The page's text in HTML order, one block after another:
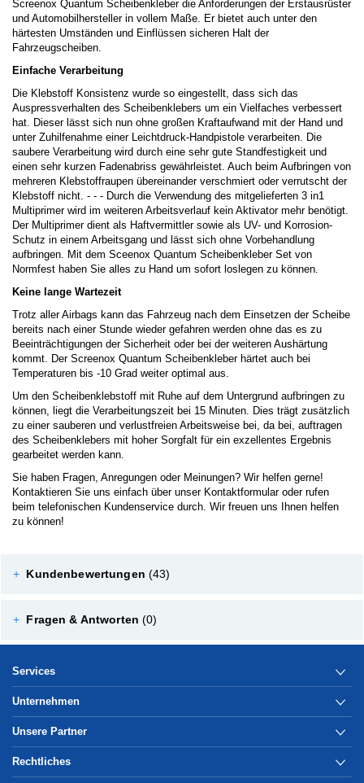
Screenox Quantum Scheibenkleber die Anforderungen der Erstausrüster
und Automobilhersteller in vollem Maße. Er bietet auch unter den
härtesten Umständen und Einflüssen sicheren Halt der
Fahrzeugscheiben.
Einfache Verarbeitung
Die Klebstoff Konsistenz wurde so eingestellt, dass sich das
Auspressverhalten des Scheibenklebers um ein Vielfaches verbessert
hat. Dieser lässt sich nun ohne großen Kraftaufwand mit der Hand und
unter Zuhilfenahme einer Leichtdruck-Handpistole verarbeiten. Die
saubere Verarbeitung wird durch eine sehr gute Standfestigkeit und
einen sehr kurzen Fadenabriss gewährleistet. Auch beim Aufbringen von
mehreren Klebstoffraupen übereinander verschmiert oder verrutscht der
Klebstoff nicht. - - - Durch die Verwendung des mitgelieferten 3 in1
Multiprimer wird im weiteren Arbeitsverlauf kein Aktivator mehr benötigt.
Der Multiprimer dient als Haftvermittler sowie als UV- und Korrosion-
Schutz in einem Arbeitsgang und lässt sich ohne Vorbehandlung
aufbringen. Mit dem Sceenox Quantum Scheibenkleber Set von
Normfest haben Sie alles zu Hand um sofort loslegen zu können.
Keine lange Wartezeit
Trotz aller Airbags kann das Fahrzeug nach dem Einsetzen der Scheibe
bereits nach einer Stunde wieder gefahren werden ohne das es zu
Beeinträchtigungen der Sicherheit oder bei der weiteren Aushärtung
kommt. Der Screenox Quantum Scheibenkleber härtet auch bei
Temperaturen bis -10 Grad weiter optimal aus.
Um den Scheibenklebstoff mit Ruhe auf dem Untergrund aufbringen zu
können, liegt die Verarbeitungszeit bei 15 Minuten. Dies trägt zusätzlich
zu einer sauberen und verlustfreien Arbeitsweise bei, da bei, auftragen
des Scheibenklebers mit hoher Sorgfalt für ein exzellentes Ergebnis
gearbeitet werden kann.
Sie haben Fragen, Anregungen oder Meinungen? Wir helfen gerne!
Kontaktieren Sie uns einfach über unser Kontaktformular oder rufen
beim telefonischen Kundenservice durch. Wir freuen uns Ihnen helfen
zu können!
+ Kundenbewertungen (43)
+ Fragen & Antworten (0)
Services
Unternehmen
Unsere Partner
Rechtliches